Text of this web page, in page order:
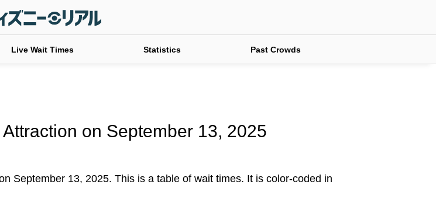
Live Wait Times Statistics Past Crowds
on September 13, 2025
September 13, 2025. This is a table of wait times. It is color-coded in